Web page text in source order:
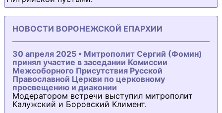
НОВОСТИ ВОРОНЕЖСКОЙ ЕПАРХИИ
30 апреля 2025 • Митрополит Сергий (Фомин)
принял участие в заседании Комиссии
Межсоборного Присутствия Русской
Православной Церкви по церковному
просвещению и диаконии
Модератором встречи выступил митрополит
Калужский и Боровский Климент.